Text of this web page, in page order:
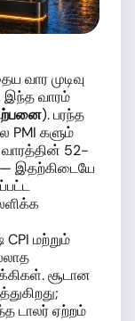
வார முடிவு
இந்த வாரம்
). பரந்த
PMI களும்
52-
— இதற்கிடையே
மற்றும்
சூடான
டாலர் ஏற்றம்